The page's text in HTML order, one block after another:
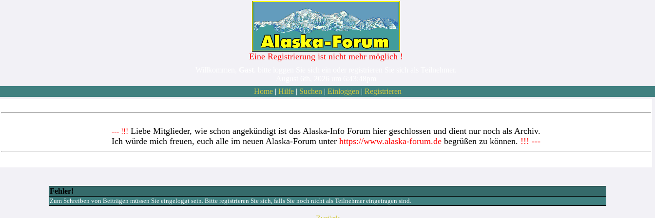
Eine Registrierung ist nicht mehr möglich !
Home| Hilfe| Suchen | Einloggen | Registrieren
--- !!! Liebe Mitglieder, wie schon angekündigt ist das Alaska-Info Forum hier geschlossen und dient nur noch als Archiv.
Ich würde mich freuen, euch alle im neuen Alaska-Forum unter https://www.alaska-forum.de begrüßen zu können. !!! ---
Fehler!
Zum Schreiben von Beiträgen müssen Sie eingeloggt sein. Bitte registrieren Sie sich, falls Sie noch nicht als Teilnehmer eingetragen sind.